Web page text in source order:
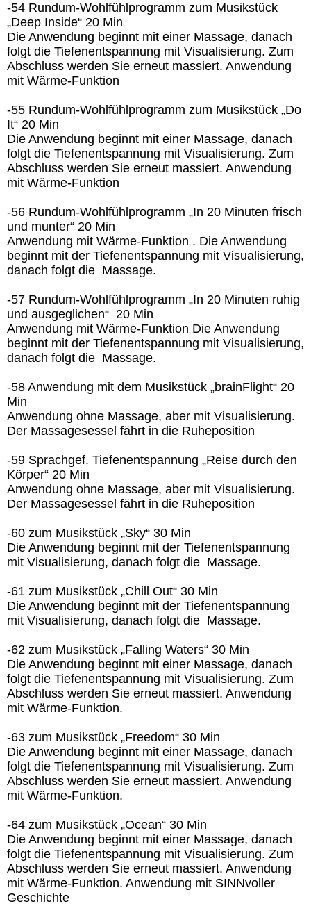
-54 Rundum-Wohlfühlprogramm zum Musikstück
„Deep Inside“ 20 Min
Die Anwendung beginnt mit einer Massage, danach
folgt die Tiefenentspannung mit Visualisierung. Zum
Abschluss werden Sie erneut massiert. Anwendung
mit Wärme-Funktion
-55 Rundum-Wohlfühlprogramm zum Musikstück „Do
It“ 20 Min
Die Anwendung beginnt mit einer Massage, danach
folgt die Tiefenentspannung mit Visualisierung. Zum
Abschluss werden Sie erneut massiert. Anwendung
mit Wärme-Funktion
-56 Rundum-Wohlfühlprogramm „In 20 Minuten frisch
und munter“ 20 Min
Anwendung mit Wärme-Funktion . Die Anwendung
beginnt mit der Tiefenentspannung mit Visualisierung,
danach folgt die Massage.
-57 Rundum-Wohlfühlprogramm „In 20 Minuten ruhig
und ausgeglichen“ 20 Min
Anwendung mit Wärme-Funktion Die Anwendung
beginnt mit der Tiefenentspannung mit Visualisierung,
danach folgt die Massage.
-58 Anwendung mit dem Musikstück „brainFlight“ 20
Min
Anwendung ohne Massage, aber mit Visualisierung.
Der Massagesessel fährt in die Ruheposition
-59 Sprachgef. Tiefenentspannung „Reise durch den
Körper“ 20 Min
Anwendung ohne Massage, aber mit Visualisierung.
Der Massagesessel fährt in die Ruheposition
-60 zum Musikstück „Sky“ 30 Min
Die Anwendung beginnt mit der Tiefenentspannung
mit Visualisierung, danach folgt die Massage.
-61 zum Musikstück „Chill Out“ 30 Min
Die Anwendung beginnt mit der Tiefenentspannung
mit Visualisierung, danach folgt die Massage.
-62 zum Musikstück „Falling Waters“ 30 Min
Die Anwendung beginnt mit einer Massage, danach
folgt die Tiefenentspannung mit Visualisierung. Zum
Abschluss werden Sie erneut massiert. Anwendung
mit Wärme-Funktion.
-63 zum Musikstück „Freedom“ 30 Min
Die Anwendung beginnt mit einer Massage, danach
folgt die Tiefenentspannung mit Visualisierung. Zum
Abschluss werden Sie erneut massiert. Anwendung
mit Wärme-Funktion.
-64 zum Musikstück „Ocean“ 30 Min
Die Anwendung beginnt mit einer Massage, danach
folgt die Tiefenentspannung mit Visualisierung. Zum
Abschluss werden Sie erneut massiert. Anwendung
mit Wärme-Funktion. Anwendung mit SINNvoller
Geschichte